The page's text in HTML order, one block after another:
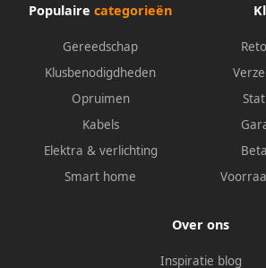
Populaire categorieën
Gereedschap
Klusbenodigdheden
Opruimen
Kabels
Elektra & verlichting
Smart home
Over ons
Inspiratie blog